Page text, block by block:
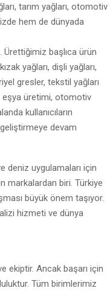
tarım yağları, otomotiv
hem de dünyada
Ürettiğimiz başlıca ürün
yağları, dişli yağları,
gresler, tekstil yağları
eşya üretimi, otomotiv
kullanıcıların
geliştirmeye devam
deniz uygulamaları için
markalardan biri. Türkiye
büyük önem taşıyor.
hizmeti ve dünya
ekiptir. Ancak başarı için
Tüm birimlerimiz